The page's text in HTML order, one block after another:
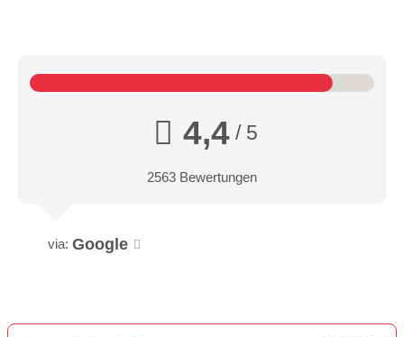
4,4/ 5
2563 Bewertungen
via: Google